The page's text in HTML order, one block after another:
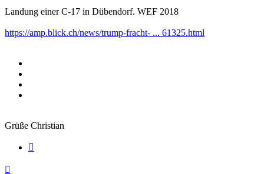
Landung einer C-17 in Dübendorf. WEF 2018
https://amp.blick.ch/news/trump-fracht- ... 61325.html
Grüße Christian